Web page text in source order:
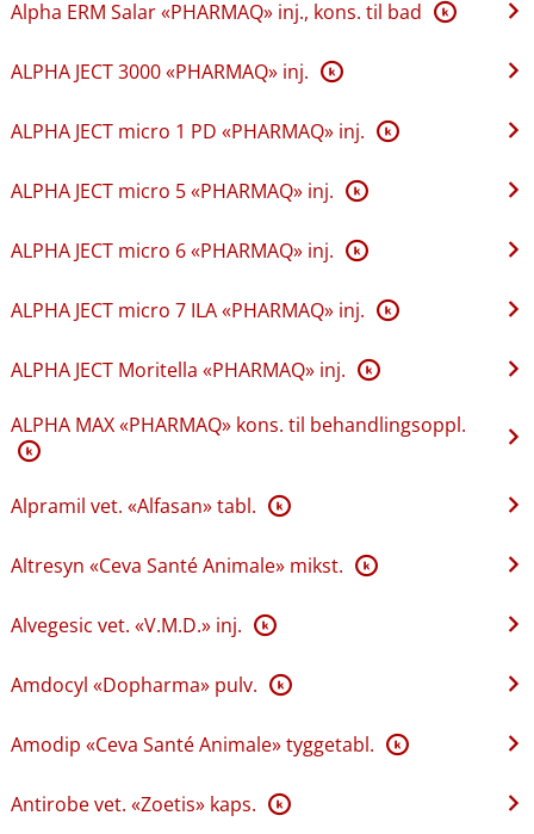
Alpha ERM Salar «PHARMAQ» inj., kons. til bad K
ALPHA JECT 3000 «PHARMAQ» inj. K
ALPHA JECT micro 1 PD «PHARMAQ» inj. K
ALPHA JECT micro 5 «PHARMAQ» inj. K
ALPHA JECT micro 6 «PHARMAQ» inj. K
ALPHA JECT micro 7 ILA «PHARMAQ» inj. K
ALPHA JECT Moritella «PHARMAQ» inj. K
ALPHA MAX «PHARMAQ» kons. til behandlingsoppl.
K
Alpramil vet. «Alfasan» tabl. K
Altresyn «Ceva Santé Animale» mikst. K
Alvegesic vet. «V.M.D.» inj. K
Amdocyl «Dopharma» pulv. K
Amodip «Ceva Santé Animale» tyggetabl. K
Antirobe vet. «Zoetis» kaps. K